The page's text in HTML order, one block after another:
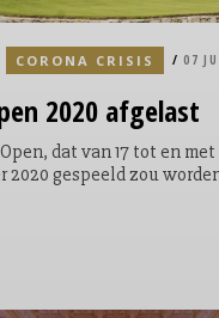
2020 afgelast
dat van 17 tot en met
2020 gespeeld zou
CORONA CRISIS 07